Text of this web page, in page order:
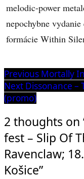
melodic-power
nepochybne
formácie Within
Navigácia
v
článku
Previous Previous
post:
Mortally
Next Next
post:
Dissonance –
(promo)
2 thoughts on
fest – Slip Of
Ravenclaw;
Košice”